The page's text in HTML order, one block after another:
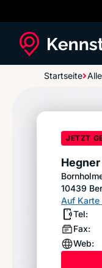
Startseite
Hegner &
JETZT
10439
Auf Karte
Tel:
Fax:
Web: